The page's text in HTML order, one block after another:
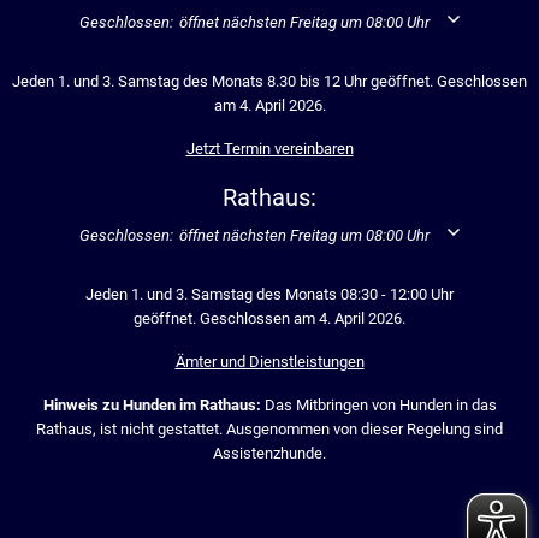
Klicken, um weitere Öffnungs- oder Schließzeiten auszublenden
Geschlossen: öffnet nächsten Freitag um 08:00 Uhr
Jeden 1. und 3. Samstag des Monats 8.30 bis 12 Uhr geöffnet. Geschlossen
am 4. April 2026.
Jetzt Termin vereinbaren
Rathaus:
Klicken, um weitere Öffnungs- oder Schließzeiten auszublenden
Geschlossen: öffnet nächsten Freitag um 08:00 Uhr
Jeden 1. und 3. Samstag des Monats 08:30 - 12:00 Uhr
geöffnet. Geschlossen am 4. April 2026.
Ämter und Dienstleistungen
Hinweis zu Hunden im Rathaus: Das Mitbringen von Hunden in das
Rathaus, ist nicht gestattet. Ausgenommen von dieser Regelung sind
Assistenzhunde.